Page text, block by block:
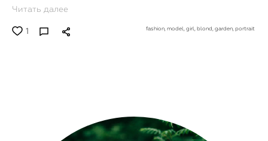
Читать далее
1 fashion, model, girl, blond, garden, portrait